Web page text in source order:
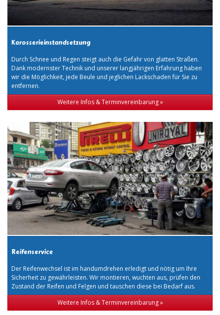
Karosserieinstandsetzung
Durch Schnee und Regen steigt auch die Gefahr von glatten Straßen.
Dank modernster Technik und unserer langjährigen Erfahrung haben
wir die Möglichkeit, jede Beule und jeglichen Lackschaden für Sie zu
entfernen.
Weitere Infos & Terminvereinbarung »
Reifenservice
Der Reifenwechsel ist im handumdrehen erledigt und nötig um Ihre
Sicherheit zu gewährleisten. Wir montieren, wuchten aus, prüfen den
Zustand der Reifen und Felgen und tauschen diese bei Bedarf aus.
Weitere Infos & Terminvereinbarung »